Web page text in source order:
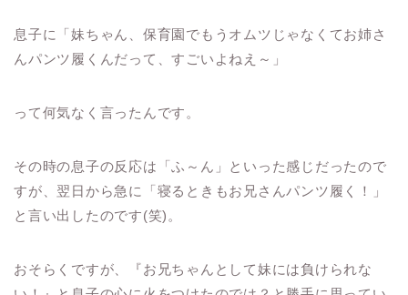
息子に「妹ちゃん、保育園でもうオムツじゃなくてお姉さ
んパンツ履くんだって、すごいよねえ～」
って何気なく言ったんです。
その時の息子の反応は「ふ～ん」といった感じだったので
すが、翌日から急に「寝るときもお兄さんパンツ履く！」
と言い出したのです(笑)。
おそらくですが、『お兄ちゃんとして妹には負けられな